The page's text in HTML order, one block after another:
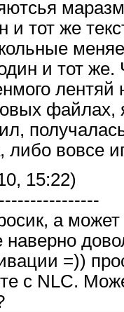
и тот же
и тот
файлах,
либо вовсе
15:22)
а
наверно
=))
с NLC.